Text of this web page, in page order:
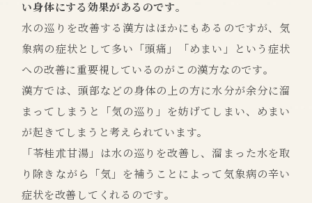
い身体にする効果があるのです。
水の巡りを改善する漢方はほかにもあるのですが、気
象病の症状として多い「頭痛」「めまい」という症状
への改善に重要視しているのがこの漢方なのです。
漢方では、頭部などの身体の上の方に水分が余分に溜
まってしまうと「気の巡り」を妨げてしまい、めまい
が起きてしまうと考えられています。
「苓桂朮甘湯」は水の巡りを改善し、溜まった水を取
り除きながら「気」を補うことによって気象病の辛い
症状を改善してくれるのです。